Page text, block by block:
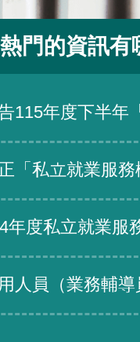
門的資訊有
年度下半年「產業人才投資方案」
構從事跨國人力仲介服務品質評鑑要點」第四點、第五點、第六點及第三點附表一至附表三，除第三點附表一至附表三自中
就業服務機構從事跨國人力仲介服務品質評鑑度須受評仲介機
人員（業務輔導員）-